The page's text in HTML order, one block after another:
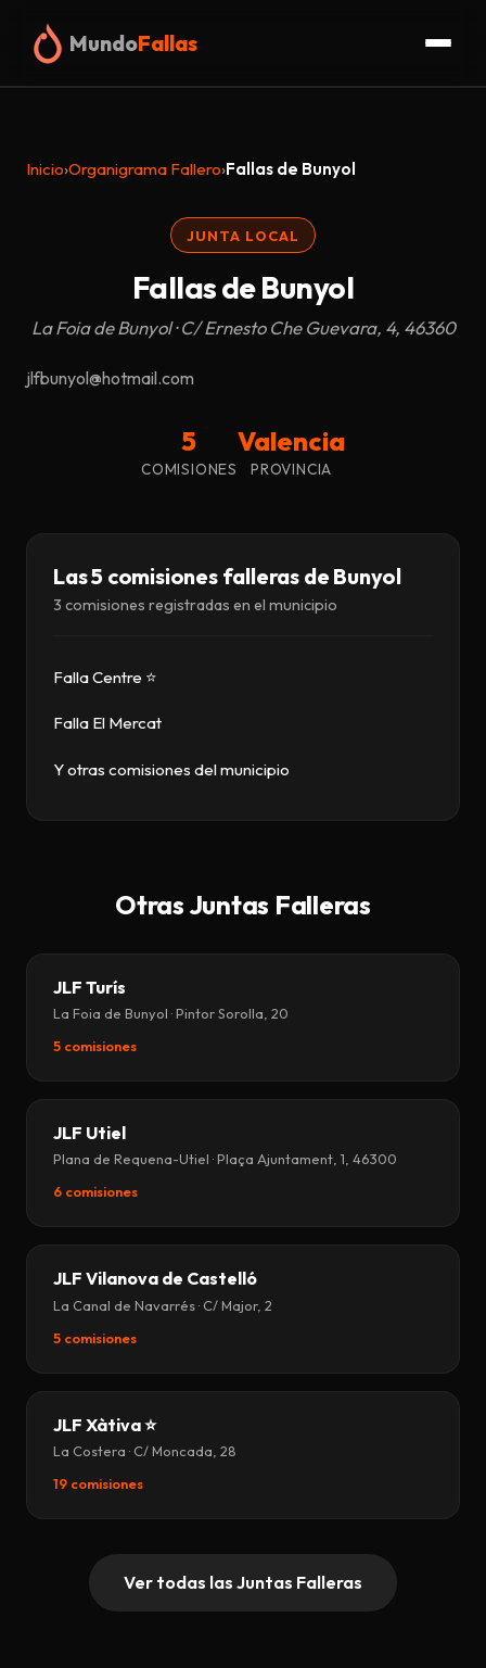
MundoFallas
Fallas
Organigrama
Blog
Inicio›Organigrama Fallero›Fallas de Bunyol
JUNTA LOCAL
Fallas de Bunyol
La Foia de Bunyol · C/ Ernesto Che Guevara, 4, 46360
jlfbunyol@hotmail.com
5
COMISIONES
Valencia
PROVINCIA
Las 5 comisiones falleras de Bunyol
3 comisiones registradas en el municipio
Falla Centre ⭐
Falla El Mercat
Y otras comisiones del municipio
Otras Juntas Falleras
JLF Turís
La Foia de Bunyol · Pintor Sorolla, 20
5 comisiones
JLF Utiel
Plana de Requena-Utiel · Plaça Ajuntament, 1, 46300
6 comisiones
JLF Vilanova de Castelló
La Canal de Navarrés · C/ Major, 2
5 comisiones
JLF Xàtiva ⭐
La Costera · C/ Moncada, 28
19 comisiones
Ver todas las Juntas Falleras